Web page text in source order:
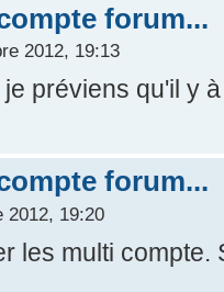
forum...
2012, 19:13
préviens qu'il y
forum...
2012, 19:20
les multi compte.